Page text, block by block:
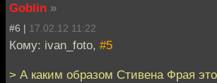
Goblin »
#6 | 17.02.12 11:22
Кому: ivan_foto, #5
> А каким образом Стивена Фрая